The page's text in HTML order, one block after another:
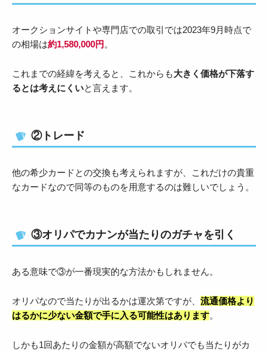
オークションサイトや専門店での取引では2023年9月時点で
の相場は約1,580,000円 。
これまでの経緯を考えると、これからも大きく価格が下落す
るとは考えにくいと言えます。
②トレード
他の希少カードとの交換も考えられますが、これだけの貴重
なカードなので同等のものを用意するのは難しいでしょう。
③オリパでカナンが当たりのガチャを引く
ある意味で③が一番現実的な方法かもしれません。
オリパなので当たりが出るかは運次第ですが、 流通価格より
はるかに少ない金額で手に入る可能性はあります。
しかも1回あたりの金額が高額でないオリパでも当たりがカ